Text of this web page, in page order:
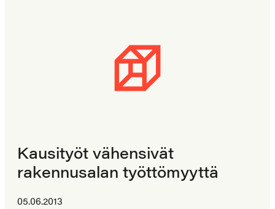
Kausityöt vähensivät
rakennusalan työttömyyttä
05.06.2013